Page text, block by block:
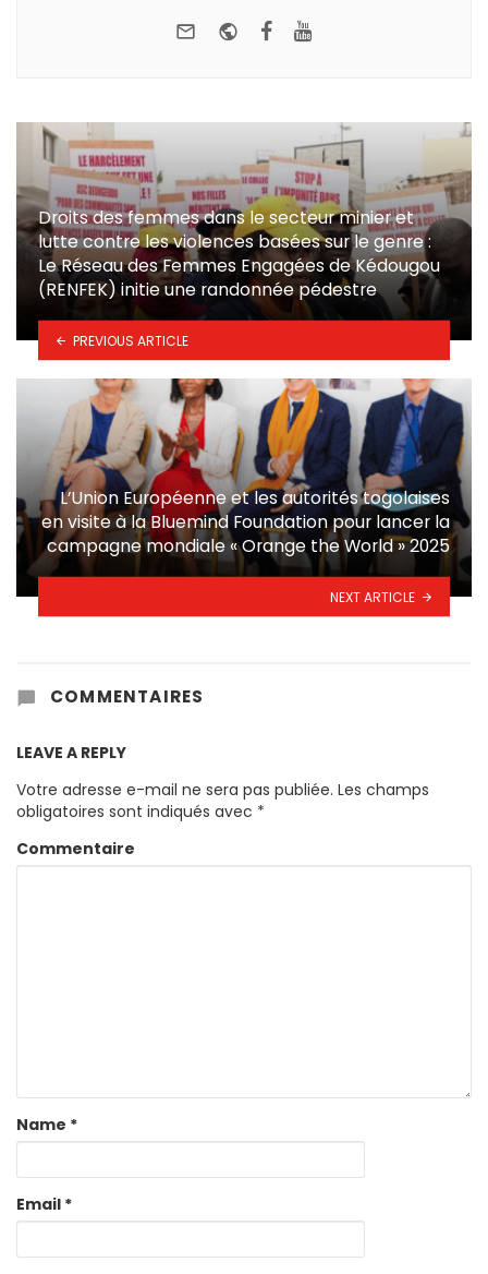
e-mailWebsiteFacebook
Droits des femmes dans le secteur minier et
lutte contre les violences basées sur le genre :
Le Réseau des Femmes Engagées de Kédougou
(RENFEK) initie une randonnée pédestre
PREVIOUS ARTICLE
L’Union Européenne et les autorités togolaises
en visite à la Bluemind Foundation pour lancer la
campagne mondiale « Orange the World » 2025
NEXT ARTICLE
COMMENTAIRES
LEAVE A REPLY
Votre adresse e-mail ne sera pas publiée. Les champs
obligatoires sont indiqués avec *
Commentaire
Name *
Email *